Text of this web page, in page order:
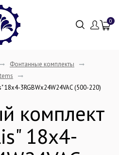
0
Фонтанные комплекты
3RGBWх24W24VAC (500-220)
комплект
18х4-